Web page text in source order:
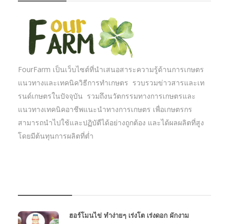
FourFarm เป็นเว็บไซต์ที่นำเสนอสาระความรู้ด้านการเกษตร
แนวทางและเทคนิควิธีการทำเกษตร รวบรวมข่าวสารและเท
รนด์เกษตรในปัจจุบัน รวมถึงนวัตกรรมทางการเกษตรและ
แนวทางเทคนิคอาชีพแนะนำทางการเกษตร เพื่อเกษตรกร
สามารถนำไปใช้และปฏิบัตืได้อย่างถูกต้อง และได้ผลผลิตที่สูง
โดยมีต้นทุนการผลิตที่ต่ำ
ฮอร์โมนไข่ ทำง่ายๆ เร่งโต เร่งดอก ผักงาม